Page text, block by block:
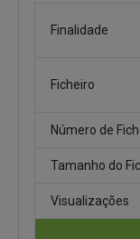
Finalidade
Ficheiro
Número de
Tamanho do
Visualizações